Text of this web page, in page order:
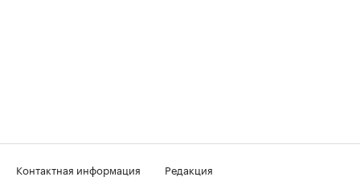
Контактная информация
Редакция